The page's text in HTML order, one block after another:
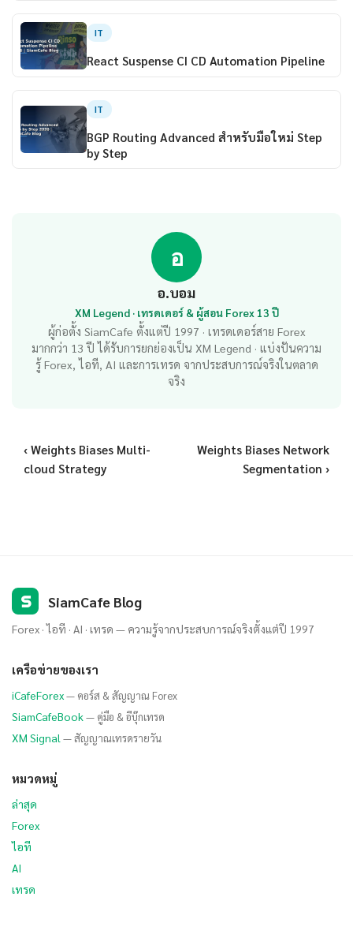
IT
React Suspense CI CD Automation Pipeline
IT
BGP Routing Advanced สำหรับมือใหม่ Step
by Step
อ
อ.บอม
XM Legend · เทรดเดอร์ & ผู้สอน Forex 13 ปี
ผู้ก่อตั้ง SiamCafe ตั้งแต่ปี 1997 · เทรดเดอร์สาย Forex
มากกว่า 13 ปี ได้รับการยกย่องเป็น XM Legend · แบ่งปันความ
รู้ Forex, ไอที, AI และการเทรด จากประสบการณ์จริงในตลาด
จริง
‹ Weights Biases Multi-
cloud Strategy
Weights Biases Network
Segmentation ›
S SiamCafe Blog
Forex · ไอที · AI · เทรด — ความรู้จากประสบการณ์จริงตั้งแต่ปี 1997
เครือข่ายของเรา
iCafeForex— คอร์ส & สัญญาณ Forex
SiamCafeBook— คู่มือ & อีบุ๊กเทรด
XM Signal — สัญญาณเทรดรายวัน
หมวดหมู่
ล่าสุด
Forex
ไอที
AI
เทรด